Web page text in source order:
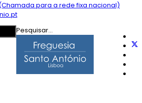
(Chamada para a rede fixa nacional)
Pesquisar...